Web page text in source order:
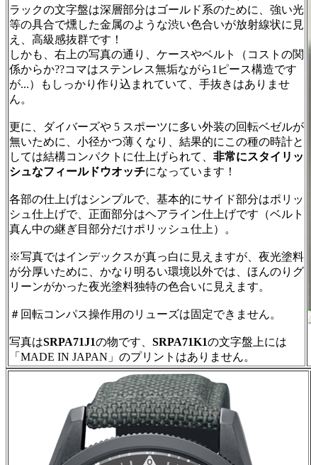
ラックの文字盤は深層部分はゴールド系のために、強い光
等の具合で燻した金属のような渋い色合いが放射線状に見
え、高級感抜群です！
しかも、右上の写真の通り、ケースやベルト（コストの関
係からか??コマはステンレス無垢ながら1ピース構造です
が...）もしっかり作り込まれていて、手抜きはありませ
ん。
更に、ダイバーズや 5 スポーツに多い外装の回転ベゼルが
無いために、小径かつ薄くなり、結果的にこの種の時計と
しては結構コンパクトに仕上げられて、 非常にスタイリッ
シュなフィールドウオッチになっています！
各部の仕上げはシンプルで、基本的にサイド部分はポリッ
シュ仕上げで、正面部分はヘアライン仕上げです（ベルト
真ん中の継ぎ目部分だけポリッシュ仕上）。
※写真ではインデックスが真っ白に見えますが、夜光塗料
が分厚いために、かなり明るい環境以外では、ほんのりグ
リーンがかった夜光塗料独特の色合いに見えます。
＃回転コンパス操作用のリューズは固定できません。
写真はSRPA71J1の物です、 SRPA71K1の文字盤上には
「MADE IN JAPAN」のプリントはありません。